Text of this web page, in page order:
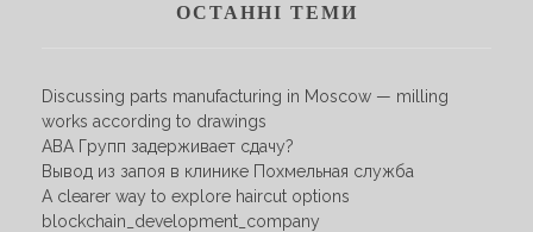
ОСТАННІ ТЕМИ
Discussing parts manufacturing in Moscow — milling
works according to drawings
АВА Групп задерживает сдачу?
Вывод из запоя в клинике Похмельная служба
A clearer way to explore haircut options
blockchain_development_company